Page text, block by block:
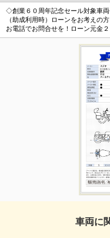
◇創業６０周年記念セール対象車
（助成利用時）ローンをお考えの
お電話でお問合せを！ローン元金
車両に